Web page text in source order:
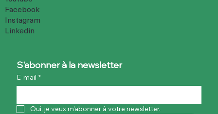
Facebook
Instagram
Linkedin
S'abonner à la newsletter
E-mail *
Oui, je veux m'abonner à votre newsletter.